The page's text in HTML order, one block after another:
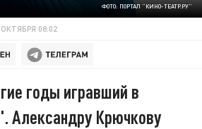
ФОТО: ПОРТАЛ "КИНО-ТЕАТР.РУ"
ОКТЯБРЯ 08:02
годы игравший в
Александру Крючкову